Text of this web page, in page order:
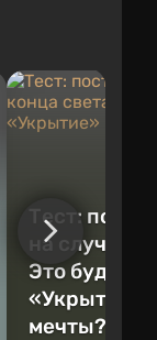
Тест:
на случай
Это будет
«Укрытие»
мечты?